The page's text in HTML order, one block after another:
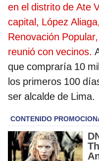
en el distrito de Ate
capital, López
Renovación
reunió con vecinos.
que compraría 10
los primeros 100
ser alcalde de Lima.